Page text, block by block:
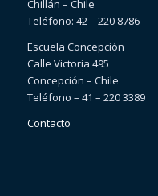
Chillán – Chile
Teléfono: 42 – 220 8786
Escuela Concepción
Calle Victoria 495
Concepción – Chile
Teléfono – 41 – 220 3389
Contacto